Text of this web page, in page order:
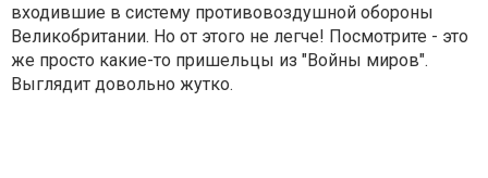
входившие в систему противовоздушной обороны
Великобритании. Но от этого не легче! Посмотрите - это
же просто какие-то пришельцы из "Войны миров".
Выглядит довольно жутко.